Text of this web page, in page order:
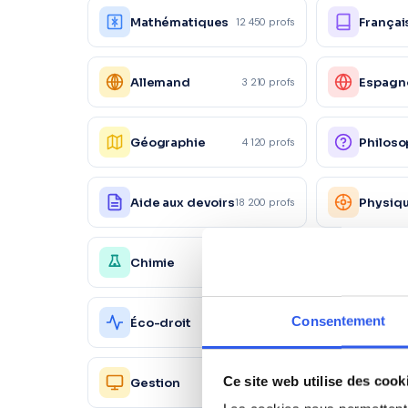
Consentement
Ce site web utilise des
Mathématiques 12 450 profs
Allemand 3 210 profs
Géographie 4 120 profs
Aide aux devoirs18 200 profs
Chimie
Éco-droit 1 560 profs
Action
Gestion 2 450 profs